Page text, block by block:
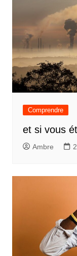
Comprendre
et si vous
Ambre